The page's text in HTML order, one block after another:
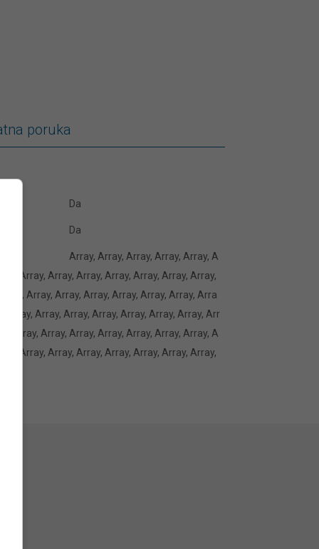
poruka
Da
Da
Array, Array, Array, Array, Array, A
Array, Array, Array, Array, Array, Array, Array,
Array, Array, Array, Array, Array, Array, Arra
Array, Array, Array, Array, Array, Array, Array, Arr
Array, Array, Array, Array, Array, Array, Array, A
Array, Array, Array, Array, Array, Array, Array,